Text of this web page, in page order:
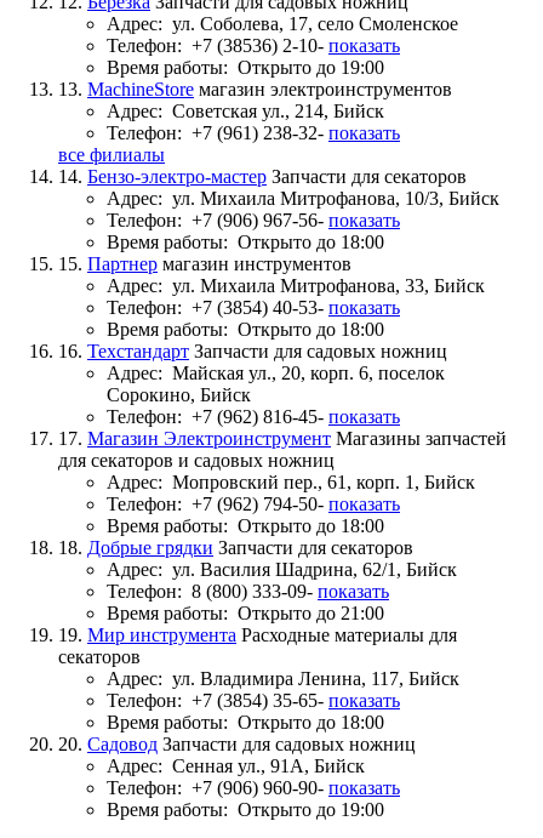
Адрес: ул. Соболева, 17, село Смоленское
Телефон: +7 (38536) 2-10- показать
Время работы: Открыто до 19:00
13. MachineStore магазин электроинструментов
Адрес: Советская ул., 214, Бийск
Телефон: +7 (961) 238-32- показать
все филиалы
14. Бензо-электро-мастер Запчасти для секаторов
Адрес: ул. Михаила Митрофанова, 10/3, Бийск
Телефон: +7 (906) 967-56- показать
Время работы: Открыто до 18:00
15. Партнер магазин инструментов
Адрес: ул. Михаила Митрофанова, 33, Бийск
Телефон: +7 (3854) 40-53- показать
Время работы: Открыто до 18:00
16. Техстандарт Запчасти для садовых ножниц
Адрес: Майская ул., 20, корп. 6, поселок
Сорокино, Бийск
Телефон: +7 (962) 816-45- показать
17. Магазин Электроинструмент Магазины запчастей
для секаторов и садовых ножниц
Адрес: Мопровский пер., 61, корп. 1, Бийск
Телефон: +7 (962) 794-50- показать
Время работы: Открыто до 18:00
18. Добрые грядки Запчасти для секаторов
Адрес: ул. Василия Шадрина, 62/1, Бийск
Телефон: 8 (800) 333-09- показать
Время работы: Открыто до 21:00
19. Мир инструмента Расходные материалы для
секаторов
Адрес: ул. Владимира Ленина, 117, Бийск
Телефон: +7 (3854) 35-65- показать
Время работы: Открыто до 18:00
20. Садовод Запчасти для садовых ножниц
Адрес: Сенная ул., 91А, Бийск
Телефон: +7 (906) 960-90- показать
Время работы: Открыто до 19:00